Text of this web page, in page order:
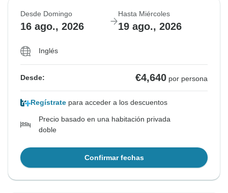
Desde Domingo
16 ago., 2026
Hasta Miércoles
19 ago., 2026
Inglés
Desde: €4,640 por persona
Regístrate para acceder a los descuentos
Precio basado en una habitación privada
doble
Confirmar fechas